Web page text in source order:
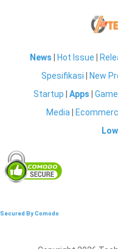
News Hot Issue
Spesifikasi
New
Startup |Apps |Game
Media
Secured By Comodo